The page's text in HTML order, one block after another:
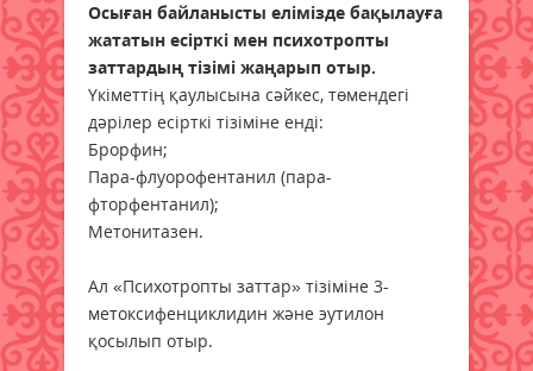
Осыған байланысты елімізде бақылауға
жататын есірткі мен психотропты
заттардың тізімі жаңарып отыр.
Үкіметтің қаулысына сәйкес, төмендегі
дәрілер есірткі тізіміне енді:
Брорфин;
Пара-флуорофентанил (пара-
фторфентанил);
Метонитазен.
Ал «Психотропты заттар» тізіміне 3-
метоксифенциклидин және эутилон
қосылып отыр.